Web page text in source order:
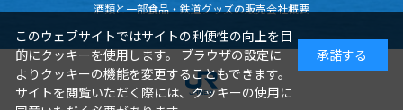
酒類と一部食品・鉄道グッズの販売会社概要
このウェブサイトではサイトの利便性の向上を目
的にクッキーを使用します。 ブラウザの設定に
よりクッキーの機能を変更することもできます。
サイトを閲覧いただく際には、クッキーの使用に
承諾する